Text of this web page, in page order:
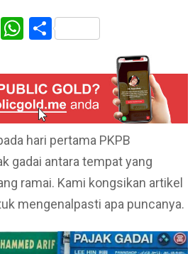
Telegram
WhatsApp
Share
hari pertama PKPB
gadai antara tempat yang
ramai. Kami kongsikan artikel
mengenalpasti apa puncanya.